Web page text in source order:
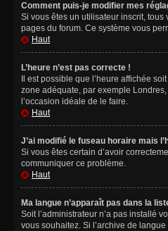
Comment puis-je modifier mes
Si vous êtes un utilisateur inscrit,
pages du forum. Ce système vous
Haut
L’heure n’est pas correcte !
Il est possible que l’heure affichée
zone adéquate, par exemple
l’occasion idéale de le faire.
Haut
J’ai modifié le fuseau horaire mais
Si vous êtes certain d’avoir
communiquer ce problème.
Haut
Ma langue n’apparaît pas dans la
Soit l’administrateur n’a pas installé
vous souhaitez. Si l’archive de